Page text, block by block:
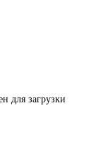
загрузки